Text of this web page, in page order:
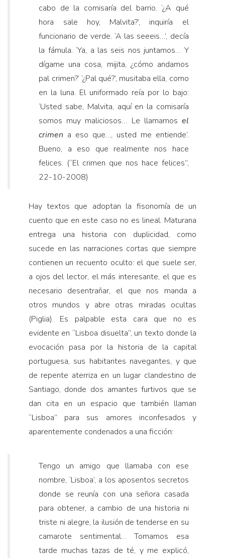
cabo de la comisaría del barrio. ‘¿A qué
hora sale hoy, Malvita?’, inquiría el
funcionario de verde. ‘A las seeeis…’, decía
la fámula. ‘Ya, a las seis nos juntamos… Y
dígame una cosa, mijita, ¿cómo andamos
pal crimen?’ ‘¿Pal qué?’, musitaba ella, como
en la luna. El uniformado reía por lo bajo:
‘Usted sabe, Malvita, aquí en la comisaría
somos muy maliciosos… Le llamamos el
crimen a eso que…, usted me entiende’.
Bueno, a eso que realmente nos hace
felices. (“El crimen que nos hace felices”,
22-10-2008)
Hay textos que adoptan la fisonomía de un
cuento que en este caso no es lineal. Maturana
entrega una historia con duplicidad, como
sucede en las narraciones cortas que siempre
contienen un recuento oculto: el que suele ser,
a ojos del lector, el más interesante, el que es
necesario desentrañar, el que nos manda a
otros mundos y abre otras miradas ocultas
(Piglia). Es palpable esta cara que no es
evidente en “Lisboa disuelta”, un texto donde la
evocación pasa por la historia de la capital
portuguesa, sus habitantes navegantes, y que
de repente aterriza en un lugar clandestino de
Santiago, donde dos amantes furtivos que se
dan cita en un espacio que también llaman
“Lisboa” para sus amores inconfesados y
aparentemente condenados a una ficción:
Tengo un amigo que llamaba con ese
nombre, ‘Lisboa’, a los aposentos secretos
donde se reunía con una señora casada
para obtener, a cambio de una historia ni
triste ni alegre, la ilusión de tenderse en su
camarote sentimental… Tomamos esa
tarde muchas tazas de té, y me explicó,